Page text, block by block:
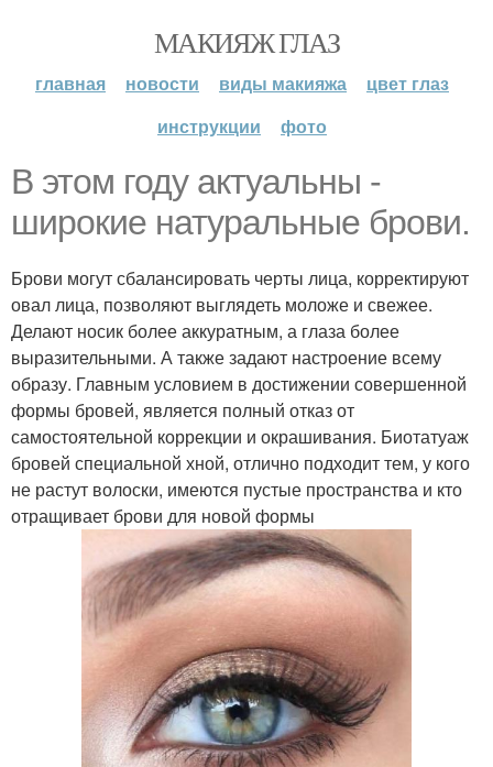
МАКИЯЖ ГЛАЗ
главная новости виды макияжа
цвет глаз
инструкции
фото
В этом году актуальны -
широкие натуральные брови.
Брови могут сбалансировать черты лица, корректируют
овал лица, позволяют выглядеть моложе и свежее.
Делают носик более аккуратным, а глаза более
выразительными. А также задают настроение всему
образу. Главным условием в достижении совершенной
формы бровей, является полный отказ от
самостоятельной коррекции и окрашивания. Биотатуаж
бровей специальной хной, отлично подходит тем, у кого
не растут волоски, имеются пустые пространства и кто
отращивает брови для новой формы